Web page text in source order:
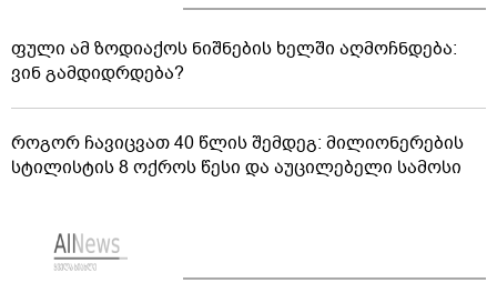
ფული ამ ზოდიაქოს ნიშნების ხელში აღმოჩნდება:
ვინ გამდიდრდება?
როგორ ჩავიცვათ 40 წლის შემდეგ: მილიონერების
სტილისტის 8 ოქროს წესი და აუცილებელი სამოსი